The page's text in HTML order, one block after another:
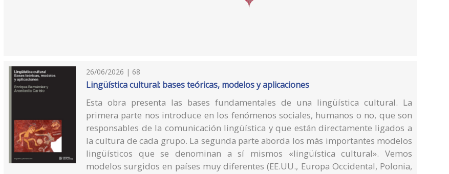
26/06/2026 | 68
Lingüística cultural: bases teóricas, modelos y aplicaciones
Esta obra presenta las bases fundamentales de una lingüística cultural. La
primera parte nos introduce en los fenómenos sociales, humanos o no, que son
responsables de la comunicación lingüística y que están directamente ligados a
la cultura de cada grupo. La segunda parte aborda los más importantes modelos
lingüísticos que se denominan a sí mismos «lingüística cultural». Vemos
modelos surgidos en países muy diferentes (EE.UU., Europa Occidental, Polonia,